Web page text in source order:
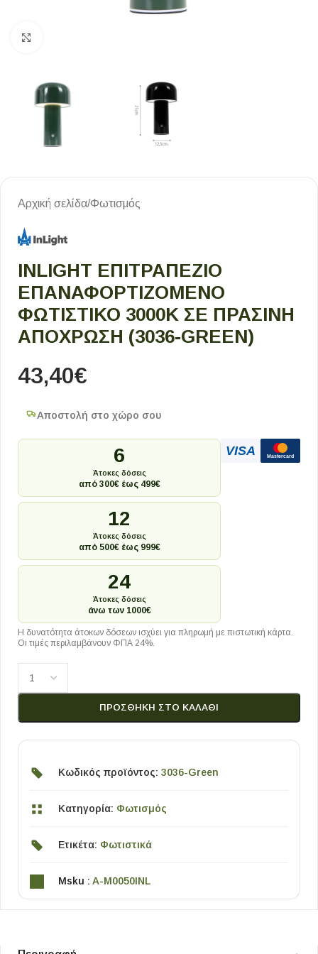
Αρχική σελίδα/Φωτισμός
INLIGHT ΕΠΙΤΡΑΠΈΖΙΟ
ΕΠΑΝΑΦΟΡΤΙΖΌΜΕΝΟ
ΦΩΤΙΣΤΙΚΌ 3000K ΣΕ ΠΡΆΣΙΝΗ
ΑΠΌΧΡΩΣΗ (3036-GREEN)
43,40€
Αποστολή στο χώρο σου
6
Άτοκες δόσεις
από 300€ έως 499€
12
Άτοκες δόσεις
από 500€ έως 999€
24
Άτοκες δόσεις
άνω των 1000€
VISA Mastercard
Η δυνατότητα άτοκων δόσεων ισχύει για πληρωμή με πιστωτική κάρτα.
Οι τιμές περιλαμβάνουν ΦΠΑ 24%.
ΠΡΟΣΘΉΚΗ ΣΤΟ ΚΑΛΆΘΙ
Κωδικός προϊόντος: 3036-Green
Κατηγορία: Φωτισμός
Ετικέτα: Φωτιστικά
Msku : A-M0050INL